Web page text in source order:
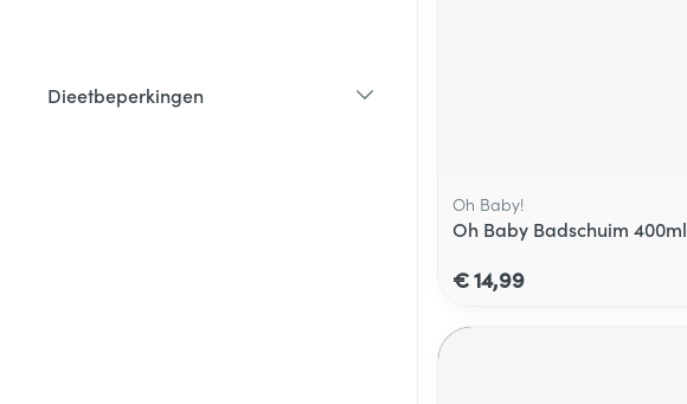
Dieetbeperkingen
Oh Baby!
Oh Baby Badschuim 400ml
€ 14,99